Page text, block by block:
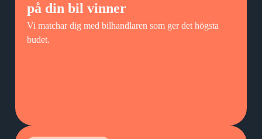
på din bil vinner
Vi matchar dig med bilhandlaren som ger det högsta
budet.